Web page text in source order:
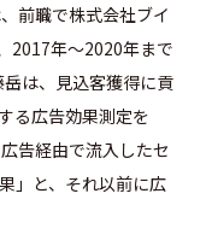
前職で株式会社ブイ
2017年〜2020年まで
は、見込客獲得に貢
る広告効果測定を
告経由で流入したセ
」と、それ以前に広